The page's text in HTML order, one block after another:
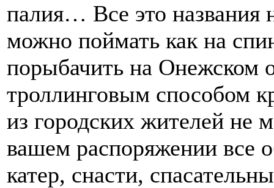
палия… Все это
можно поймать как на
порыбачить на Онежском
троллинговым способом
из городских жителей не
вашем распоряжении все
катер, снасти,